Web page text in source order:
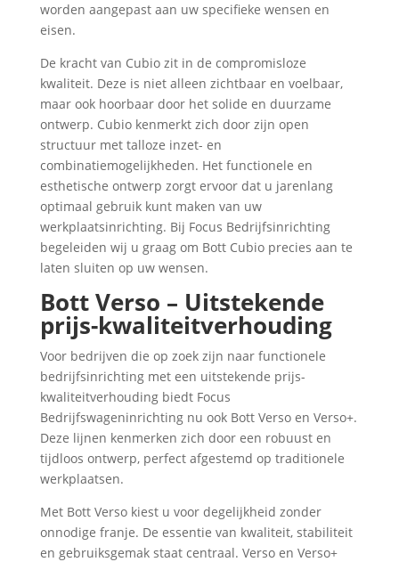
worden aangepast aan uw specifieke wensen en
eisen.
De kracht van Cubio zit in de compromisloze
kwaliteit. Deze is niet alleen zichtbaar en voelbaar,
maar ook hoorbaar door het solide en duurzame
ontwerp. Cubio kenmerkt zich door zijn open
structuur met talloze inzet- en
combinatiemogelijkheden. Het functionele en
esthetische ontwerp zorgt ervoor dat u jarenlang
optimaal gebruik kunt maken van uw
werkplaatsinrichting. Bij Focus Bedrijfsinrichting
begeleiden wij u graag om Bott Cubio precies aan te
laten sluiten op uw wensen.
Bott Verso – Uitstekende
prijs-kwaliteitverhouding
Voor bedrijven die op zoek zijn naar functionele
bedrijfsinrichting met een uitstekende prijs-
kwaliteitverhouding biedt Focus
Bedrijfswageninrichting nu ook Bott Verso en Verso+.
Deze lijnen kenmerken zich door een robuust en
tijdloos ontwerp, perfect afgestemd op traditionele
werkplaatsen.
Met Bott Verso kiest u voor degelijkheid zonder
onnodige franje. De essentie van kwaliteit, stabiliteit
en gebruiksgemak staat centraal. Verso en Verso+